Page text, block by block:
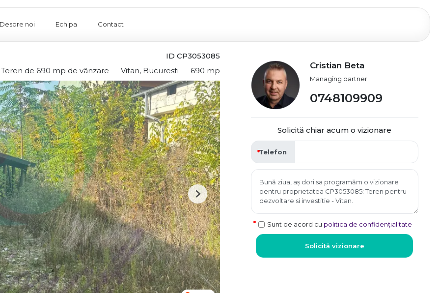
Despre noi Echipa Contact
ID CP3053085
Teren de 690 mp de vânzare Vitan, Bucuresti 690 mp
Next
Cristian Beta
Managing partner
0748109909
Solicită chiar acum o vizionare
Telefon
Sunt de acord cu politica de confidențialitate
Solicită vizionare